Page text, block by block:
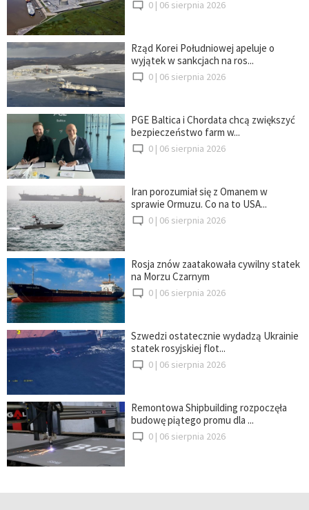
0 | 06 sierpnia 2026
Rząd Korei Południowej apeluje o
wyjątek w sankcjach na ros...
0 | 06 sierpnia 2026
PGE Baltica i Chordata chcą zwiększyć
bezpieczeństwo farm w...
0 | 06 sierpnia 2026
Iran porozumiał się z Omanem w
sprawie Ormuzu. Co na to USA...
0 | 06 sierpnia 2026
Rosja znów zaatakowała cywilny statek
na Morzu Czarnym
0 | 06 sierpnia 2026
Szwedzi ostatecznie wydadzą Ukrainie
statek rosyjskiej flot...
0 | 06 sierpnia 2026
Remontowa Shipbuilding rozpoczęła
budowę piątego promu dla ...
0 | 06 sierpnia 2026